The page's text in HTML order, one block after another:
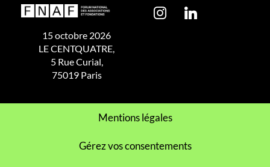
15 octobre 2026
LE CENTQUATRE,
5 Rue Curial,
75019 Paris
Mentions légales
Gérez vos consentements